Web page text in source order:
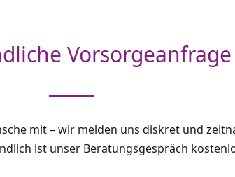
Vorsorgeanfrage
mit – wir melden uns diskret und
ist unser Beratungsgespräch